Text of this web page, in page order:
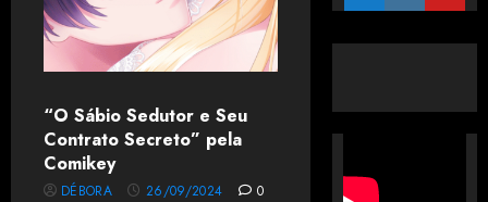
“O Sábio Sedutor e Seu
Contrato Secreto” pela
Comikey
DÉBORA 26/09/2024 0